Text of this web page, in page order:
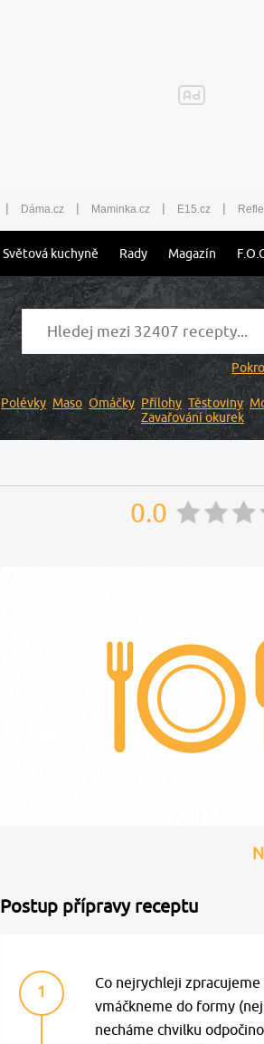
| Dáma.cz | Maminka.cz | E15.cz |
Světová kuchyně Rady Magazín
Polévky Maso Omáčky Přílohy Těstoviny
Zavařování okurek
0.0
Postup přípravy receptu
1
Co nejrychleji
vmáčkneme do formy
necháme chvilku